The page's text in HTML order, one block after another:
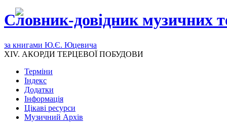
Словник-довідник музичних
за книгами Ю.Є. Юцевича
XIV. АКОРДИ ТЕРЦЕВОЇ ПОБУДОВИ
Терміни
Індекс
Додатки
Інформація
Цікаві ресурси
Музичний Архів